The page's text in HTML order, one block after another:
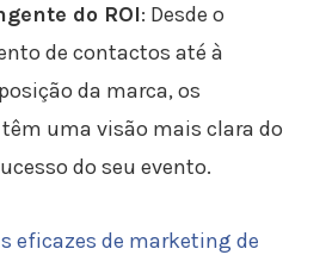
do ROI: Desde o
de contactos até à
da marca, os
uma visão mais clara do
do seu evento.
eficazes de marketing de